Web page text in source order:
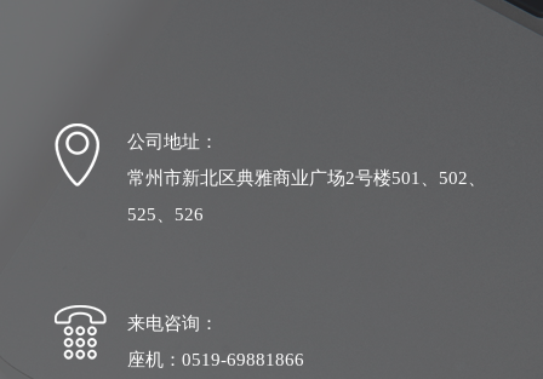
公司地址：
常州市新北区典雅商业广场2号楼501、502、
525、526
来电咨询：
座机：0519-69881866